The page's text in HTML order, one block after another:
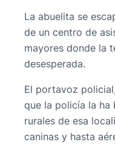
La abuelita se
de un centro de
mayores donde la
desesperada.
El portavoz
que la policía la ha
rurales de esa
caninas y hasta